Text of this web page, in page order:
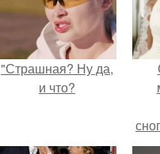
"Страшная? Ну да,
и что?